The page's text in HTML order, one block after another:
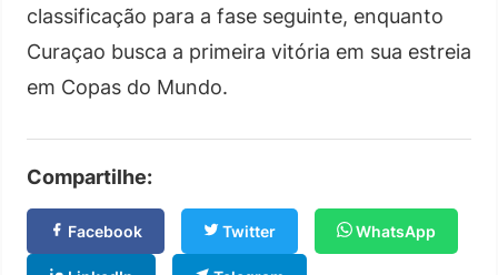
classificação para a fase seguinte, enquanto
Curaçao busca a primeira vitória em sua estreia
em Copas do Mundo.
Compartilhe:
Facebook Twitter WhatsApp